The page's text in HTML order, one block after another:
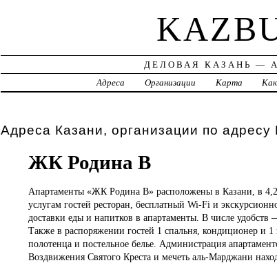
ДЕЛОВАЯ КАЗАНЬ —
Адреса
Организации Карта
Адреса Казани, организации по
ЖК Родина В
Апартаменты «ЖК Родина В» расположены в Казани, в
услугам гостей ресторан, бесплатный Wi-Fi и
доставки еды и напитков в апартаменты. В числе удобств
Также в распоряжении гостей 1 спальня, кондиционер и
полотенца и постельное белье. Администрация
Воздвижения Святого Креста и мечеть аль-Марджани